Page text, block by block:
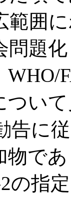
範囲
問題
つい
告に
で
の指